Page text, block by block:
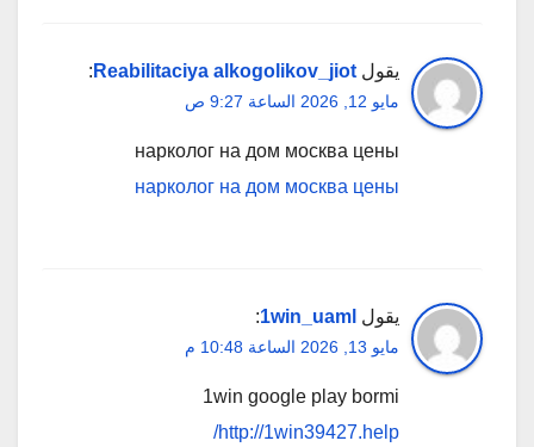
يقول Reabilitaciya alkogolikov_jiot
:
مايو 12, 2026 الساعة 9:27 ص
нарколог на дом москва цены
нарколог на дом москва цены
يقول 1win_uaml
:
مايو 13, 2026 الساعة 10:48 م
1win google play bormi
http://1win39427.help/